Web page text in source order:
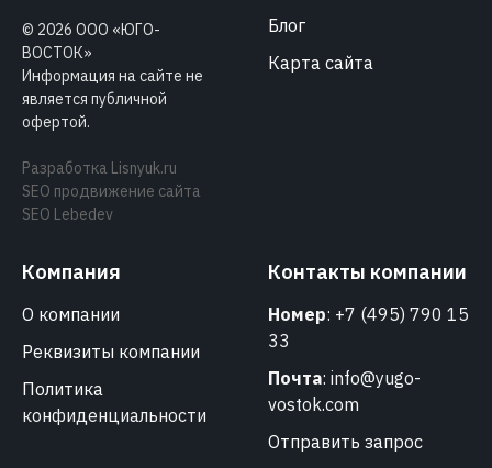
© 2026 ООО «ЮГО-
ВОСТОК»
Информация на сайте не
является публичной
офертой.
Разработка Lisnyuk.ru
SEO продвижение сайта
SEO Lebedev
Блог
Карта сайта
Компания
О компании
Реквизиты компании
Политика
конфиденциальности
Контакты компании
Номер: +7 (495) 790 15
33
Почта: info@yugo-
vostok.com
Отправить запрос